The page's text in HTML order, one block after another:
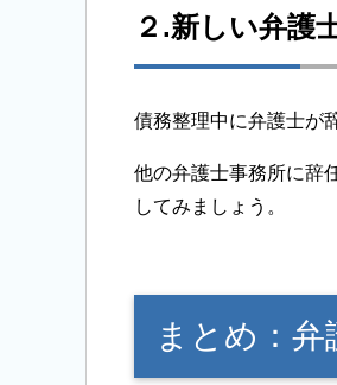
２.新しい弁護
債務整理中に弁護士が
他の弁護士事務所に辞
してみましょう。
まとめ：弁